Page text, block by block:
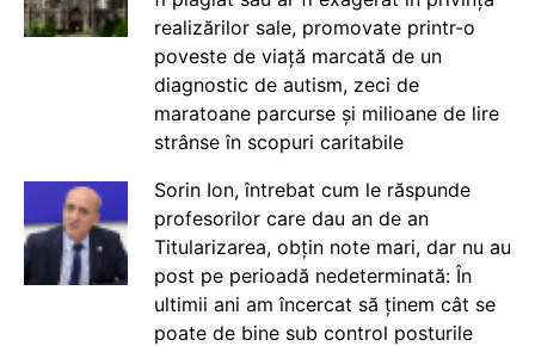
realizărilor sale, promovate printr-o
poveste de viață marcată de un
diagnostic de autism, zeci de
maratoane parcurse și milioane de lire
strânse în scopuri caritabile
Sorin Ion, întrebat cum le răspunde
profesorilor care dau an de an
Titularizarea, obțin note mari, dar nu au
post pe perioadă nedeterminată: În
ultimii ani am încercat să ținem cât se
poate de bine sub control posturile